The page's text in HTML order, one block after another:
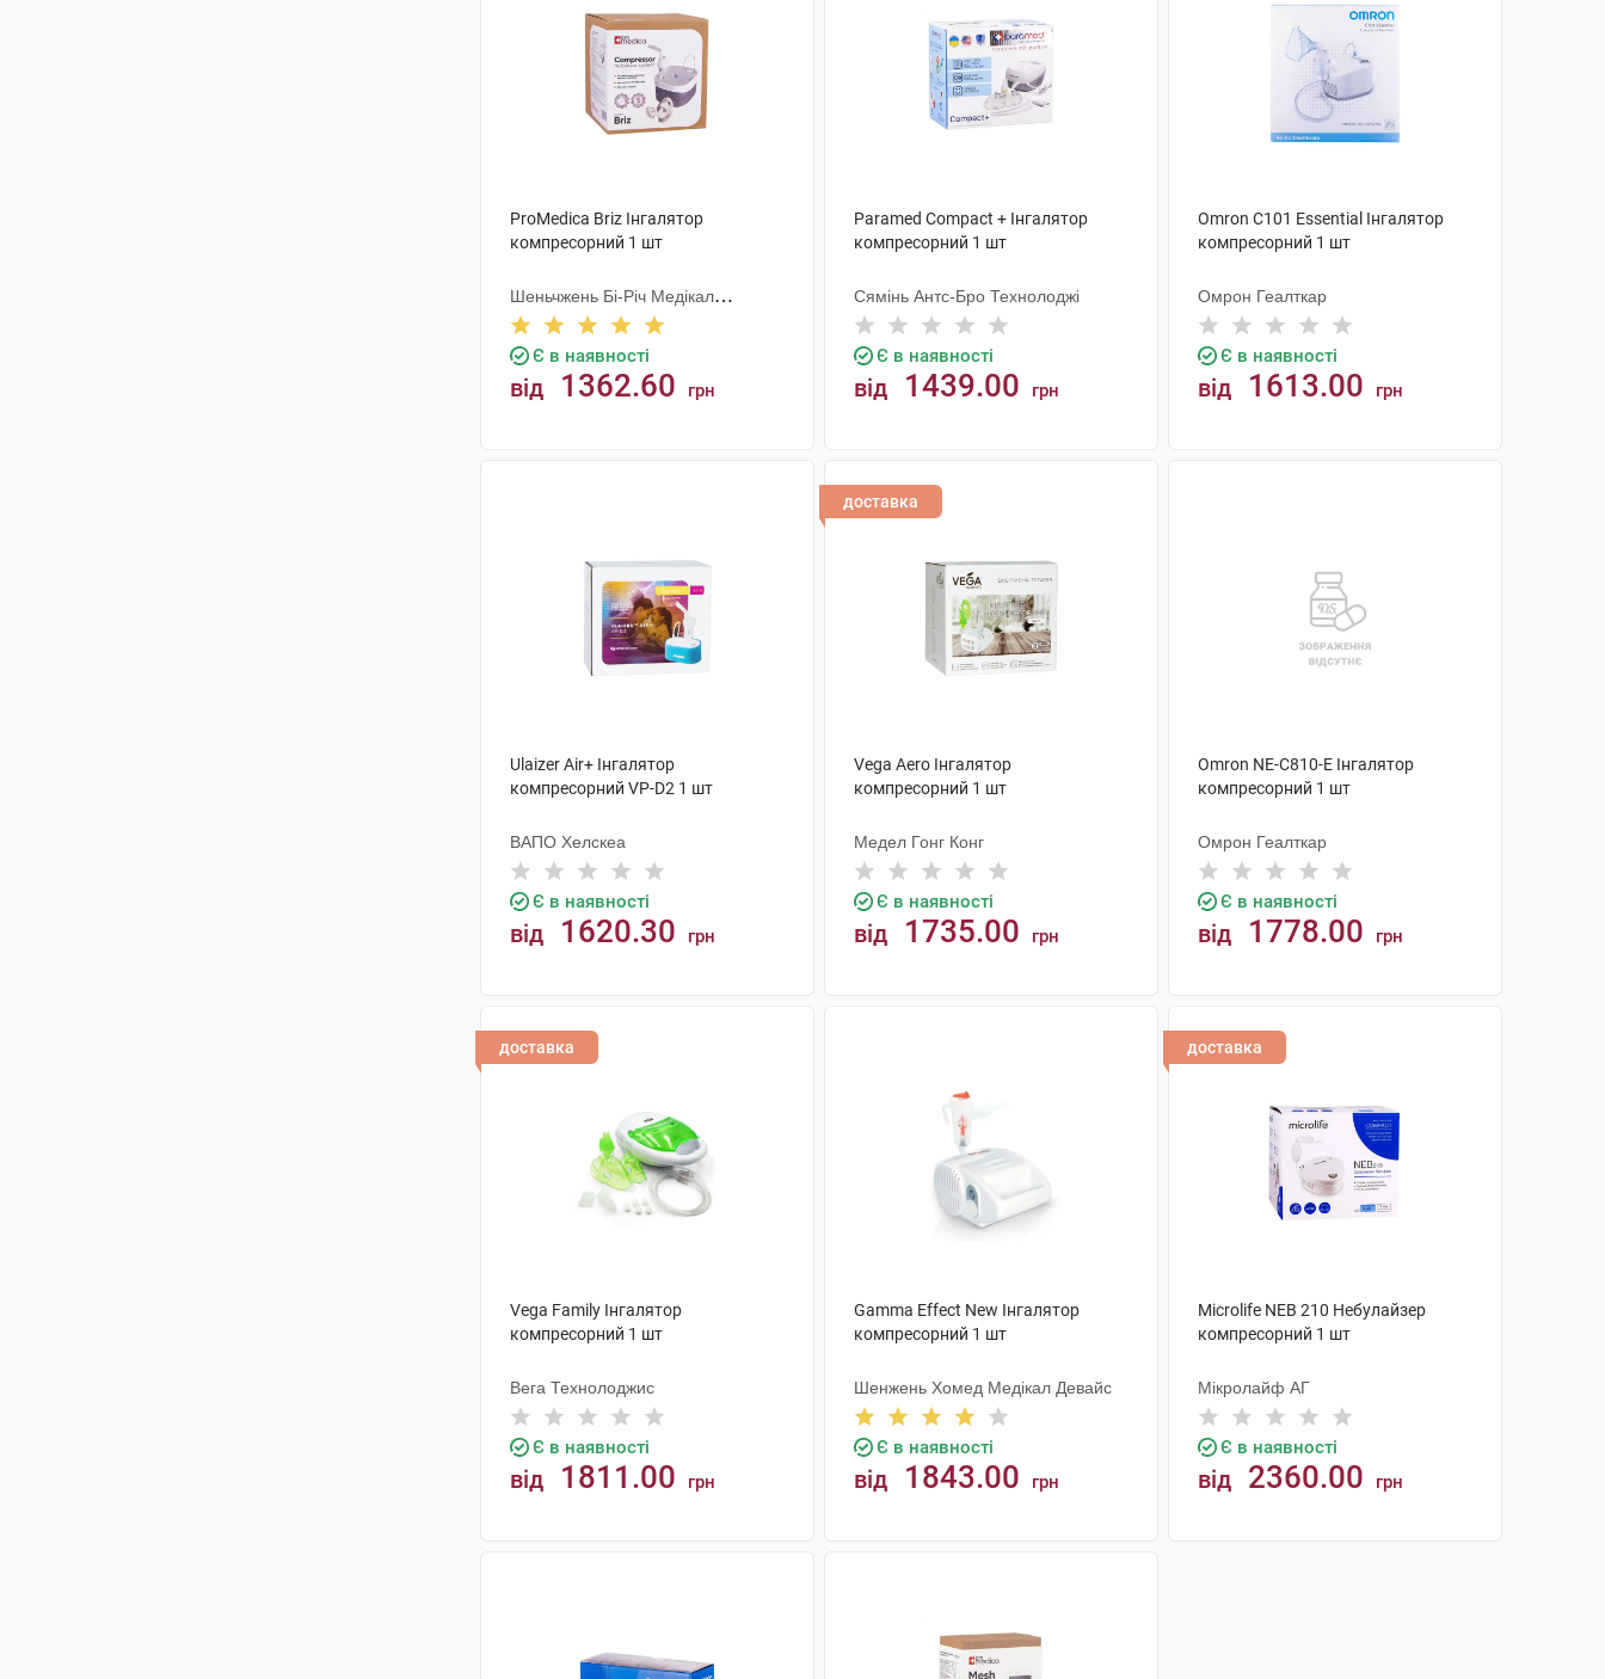
ProMedica Briz Інгалятор
компресорний 1 шт
Шеньчжень Бі-Річ Медікал
Девайсес Ко
Є в наявності
від 1362.60 грн
Paramed Compact + Інгалятор
компресорний 1 шт
Сямінь Антс-Бро Технолоджі
Є в наявності
від 1439.00 грн
Omron C101 Essential Інгалятор
компресорний 1 шт
Омрон Геалткар
Є в наявності
від 1613.00 грн
Ulaizer Air+ Інгалятор
компресорний VP-D2 1 шт
ВАПО Хелскеа
Є в наявності
від 1620.30 грн
доставка
Vega Aero Інгалятор
компресорний 1 шт
Медел Гонг Конг
Є в наявності
від 1735.00 грн
Omron NE-C810-E Інгалятор
компресорний 1 шт
Омрон Геалткар
Є в наявності
від 1778.00 грн
доставка
Vega Family Інгалятор
компресорний 1 шт
Вега Технолоджис
Є в наявності
від 1811.00 грн
Gamma Effect New Інгалятор
компресорний 1 шт
Шенжень Хомед Медікал Девайс
Є в наявності
від 1843.00 грн
доставка
Microlife NEB 210 Небулайзер
компресорний 1 шт
Мікролайф AГ
Є в наявності
від 2360.00 грн